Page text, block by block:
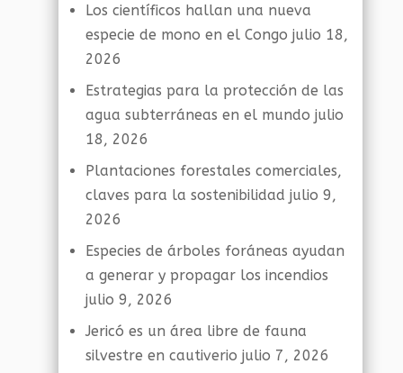
Los científicos hallan una nueva
especie de mono en el Congo julio 18,
2026
Estrategias para la protección de las
agua subterráneas en el mundo julio
18, 2026
Plantaciones forestales comerciales,
claves para la sostenibilidad julio 9,
2026
Especies de árboles foráneas ayudan
a generar y propagar los incendios
julio 9, 2026
Jericó es un área libre de fauna
silvestre en cautiverio julio 7, 2026